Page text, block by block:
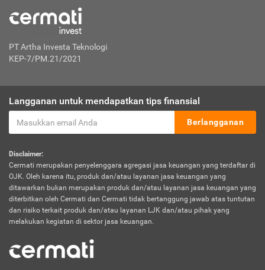
PT Artha Investa Teknologi
KEP-7/PM.21/2021
Langganan untuk mendapatkan tips finansial
Berlangganan
Disclaimer:
Cermati merupakan penyelenggara agregasi jasa keuangan yang terdaftar di
OJK. Oleh karena itu, produk dan/atau layanan jasa keuangan yang
ditawarkan bukan merupakan produk dan/atau layanan jasa keuangan yang
diterbitkan oleh Cermati dan Cermati tidak bertanggung jawab atas tuntutan
dan risiko terkait produk dan/atau layanan LJK dan/atau pihak yang
melakukan kegiatan di sektor jasa keuangan.